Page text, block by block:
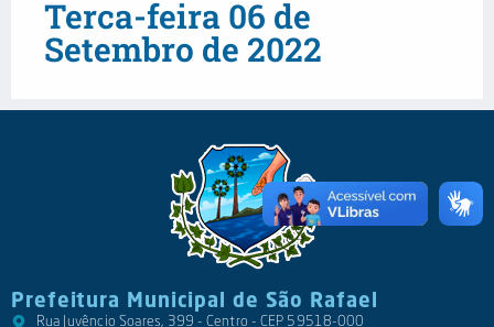
Terca-feira 06 de
Setembro de 2022
Prefeitura Municipal de São Rafael
Rua Juvêncio Soares, 399 - Centro - CEP 59518-000